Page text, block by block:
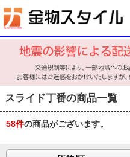
スライド丁番の商品一覧
58件の商品がございます。